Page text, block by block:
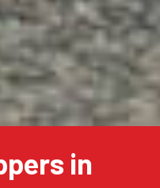
in